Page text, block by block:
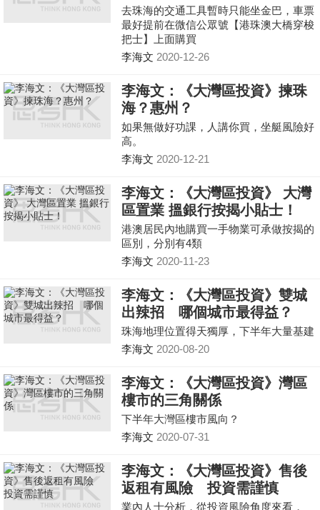
去珠海的交通工具暫時只能坐金巴，車票
最好提前在微信公眾號【港珠澳大橋穿梭
把士】上面購買
李海文 2020-12-26
李海文：《大灣區投資》揀珠
海？惠州？
如果無做好功課，人講你買，坐艇風險好
高。
李海文 2020-12-21
李海文：《大灣區投資》 大灣
區置業 搵銀行按揭小貼士！
港澳居民內地購買一手物業可承做按揭的
區別，分別有4類
李海文 2020-11-23
李海文：《大灣區投資》雙城
出辣招 哪個城市最得益？
珠海地理位置得天獨厚，下半年大量基建
李海文 2020-08-20
李海文：《大灣區投資》灣區
樓市的三角關係
下半年大灣區樓市風向？
李海文 2020-07-31
李海文：《大灣區投資》售後
返租有風險 投資需謹慎
業內人士分析，從投資風險角度來看，